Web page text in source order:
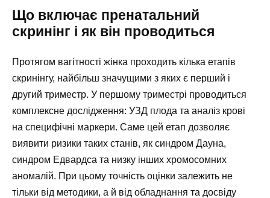
Що включає пренатальний
скринінг і як він проводиться
Протягом вагітності жінка проходить кілька етапів
скринінгу, найбільш значущими з яких є перший і
другий триместр. У першому триместрі проводиться
комплексне дослідження: УЗД плода та аналіз крові
на специфічні маркери. Саме цей етап дозволяє
виявити ризики таких станів, як синдром Дауна,
синдром Едвардса та низку інших хромосомних
аномалій. При цьому точність оцінки залежить не
тільки від методики, а й від обладнання та досвіду